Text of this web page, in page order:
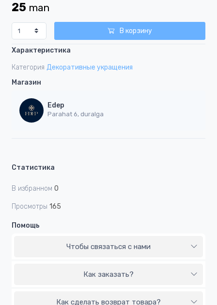
1
25 man
В корзину
Характеристика
Категория Декоративные укращения
Магазин
Edep
Parahat 6, duralga
Статистика
В избранном 0
Просмотры 165
Помощь
Чтобы связаться с нами
Как заказать?
Как сделать возврат товара?